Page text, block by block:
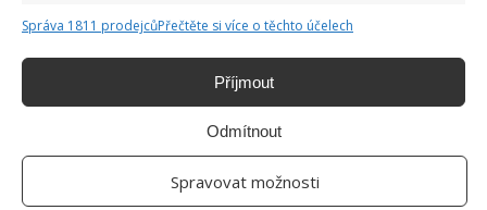
Správa 1811 prodejcůPřečtěte si více o těchto účelech
Příjmout
Odmítnout
Spravovat možnosti
redaktorky ji tak nadchla, že se